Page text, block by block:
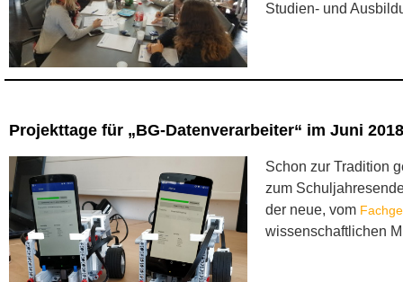
Studien- und
Projekttage für „BG-Datenverarbeiter“ im Juni 2018
Schon zur Tradition
zum
der neue, vom
wissenschaftlichen